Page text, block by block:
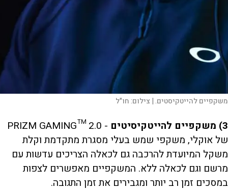
משקפיים להייטקיסטים. | צילום:חו"ל
3) משקפיים להייטקיסיטים
- PRIZM GAMING™ 2.0
של אוקלי, משקפי שמש בעלי מסגרת מתקדמת וקלת
משקל המיועדת להרכבה גם לכאלה הצריכים עדשות עם
מרשם וגם לכאלה ללא. המשקפיים מאפשרים לצפות
במסכים זמן רב יותר ומגבירים את זמן התגובה.